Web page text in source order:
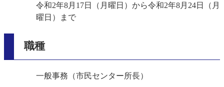
令和2年8月17日（月曜日）から令和2年8月24日（月
曜日）まで
職種
一般事務（市民センター所長）